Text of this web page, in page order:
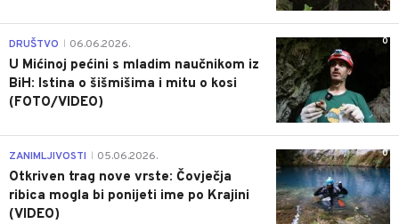
0
DRUŠTVO 06.06.2026.
U Mićinoj pećini s mladim naučnikom iz
BiH: Istina o šišmišima i mitu o kosi
(FOTO/VIDEO)
0
ZANIMLJIVOSTI 05.06.2026.
Otkriven trag nove vrste: Čovječja
ribica mogla bi ponijeti ime po Krajini
(VIDEO)